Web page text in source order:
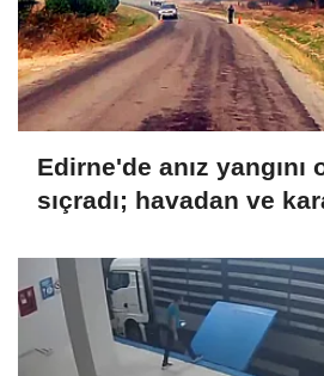
Edirne'de anız yangını
sıçradı; havadan ve